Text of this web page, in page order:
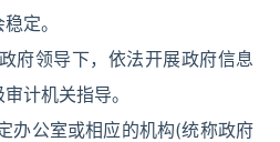
定。
府领导下，依法开展政府信息
计机关指导。
办公室或相应的机构(统称政府